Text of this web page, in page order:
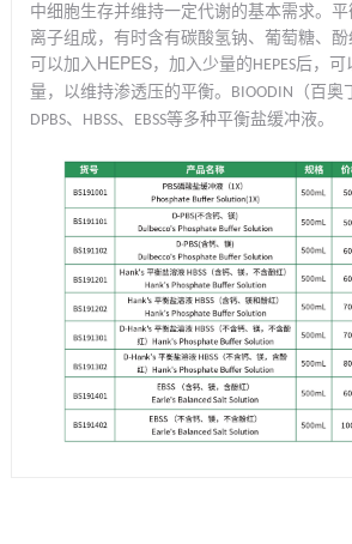
中细胞生存并维持一定代谢的基本需求。
离子组成，有时含有碳酸氢钠、葡萄糖、
可以加入HEPES，加入少量的HEPES后，可
量，以维持渗透压的平衡。 BIOODIN （百
DPBS、 HBSS、 EBSS等多种平衡盐缓冲液。